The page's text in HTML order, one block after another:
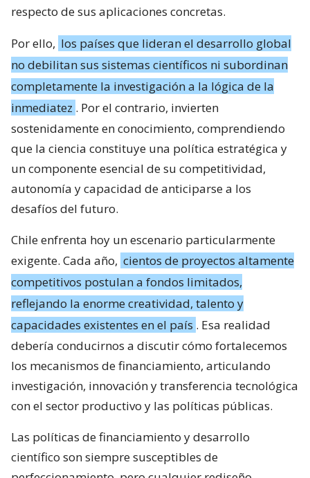
respecto de sus aplicaciones concretas.
Por ello, los países que lideran el desarrollo global
no debilitan sus sistemas científicos ni subordinan
completamente la investigación a la lógica de la
inmediatez . Por el contrario, invierten
sostenidamente en conocimiento, comprendiendo
que la ciencia constituye una política estratégica y
un componente esencial de su competitividad,
autonomía y capacidad de anticiparse a los
desafíos del futuro.
Chile enfrenta hoy un escenario particularmente
exigente. Cada año, cientos de proyectos altamente
competitivos postulan a fondos limitados,
reflejando la enorme creatividad, talento y
capacidades existentes en el país . Esa realidad
debería conducirnos a discutir cómo fortalecemos
los mecanismos de financiamiento, articulando
investigación, innovación y transferencia tecnológica
con el sector productivo y las políticas públicas.
Las políticas de financiamiento y desarrollo
científico son siempre susceptibles de